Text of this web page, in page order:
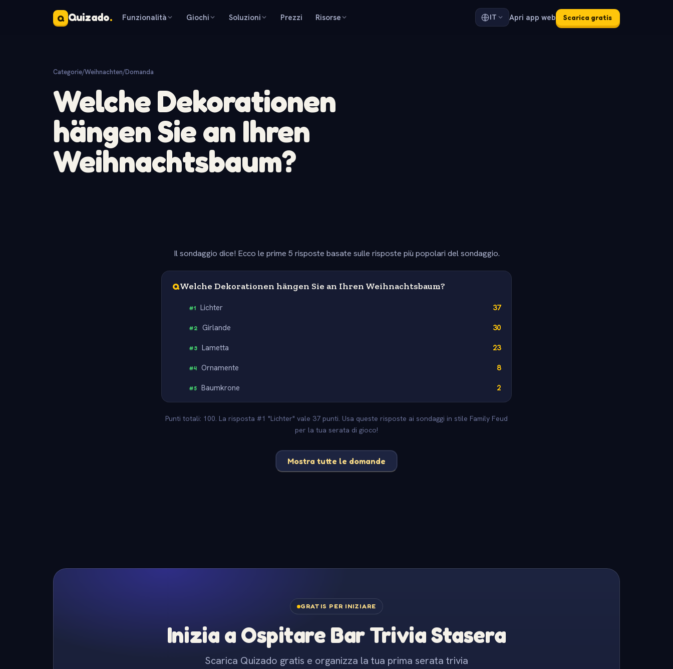
Q Quizado. Funzionalità Giochi Soluzioni Prezzi Risorse IT Apri app web Scarica gratis
Categorie/Weihnachten/Domanda
Welche Dekorationen
hängen Sie an Ihren
Weihnachtsbaum?
Il sondaggio dice! Ecco le prime 5 risposte basate sulle risposte più popolari del sondaggio.
QWelche Dekorationen hängen Sie an Ihren Weihnachtsbaum?
#1 Lichter 37
#2 Girlande 30
#3 Lametta 23
#4 Ornamente 8
#5 Baumkrone 2
Punti totali: 100. La risposta #1 "Lichter" vale 37 punti. Usa queste risposte ai sondaggi in stile Family Feud
per la tua serata di gioco!
Mostra tutte le domande
GRATIS PER INIZIARE
Inizia a Ospitare Bar Trivia Stasera
Scarica Quizado gratis e organizza la tua prima serata trivia